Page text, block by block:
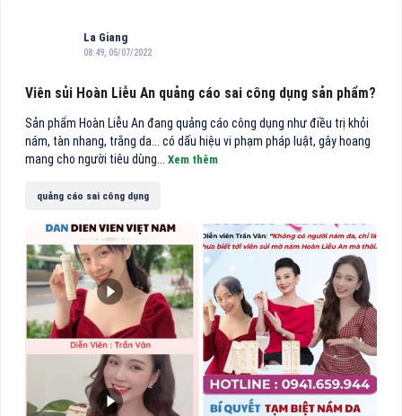
La Giang
08:49, 05/07/2022
Viên sủi Hoàn Liễu An quảng cáo sai công dụng sản phẩm?
Sản phẩm Hoàn Liễu An đang quảng cáo công dụng như điều trị khỏi
nám, tàn nhang, trắng da... có dấu hiệu vi phạm pháp luật, gây hoang
mang cho người tiêu dùng... Xem thêm
quảng cáo sai công dụng